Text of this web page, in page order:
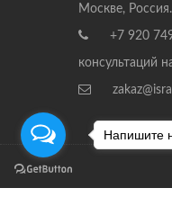
Москве, Россия.
+7 920
консультаций
Напишите